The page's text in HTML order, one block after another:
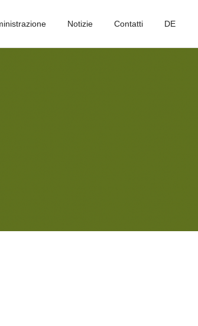
Notizie Contatti DE